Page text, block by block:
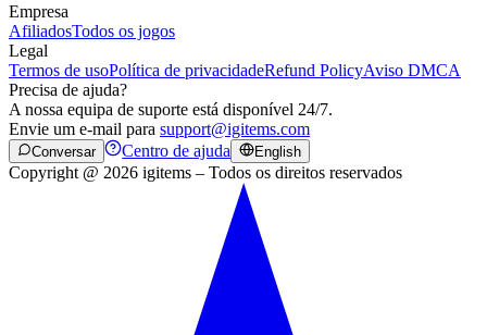
Empresa
AfiliadosTodos os jogos
Legal
Termos de usoPolítica de privacidadeRefund PolicyAviso DMCA
Precisa de ajuda?
A nossa equipa de suporte está disponível 24/7.
Envie um e-mail para support@igitems.com
Conversar Centro de ajuda English
Copyright @ 2026 igitems – Todos os direitos reservados